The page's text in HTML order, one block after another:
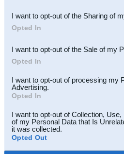
Downstream Participants
third parties.
I want to opt-out of the Sharing of
Opted In
I want to opt-out of the Sale of my
Opted In
I want to opt-out of processing my
Advertising.
Opted In
I want to opt-out of Collection,
of my Personal Data that Is
it was collected.
Opted Out